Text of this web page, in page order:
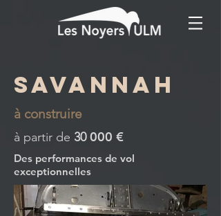
SAVANNAH
à construire
à partir de 30000 €
Des performances de vol
exceptionnelles